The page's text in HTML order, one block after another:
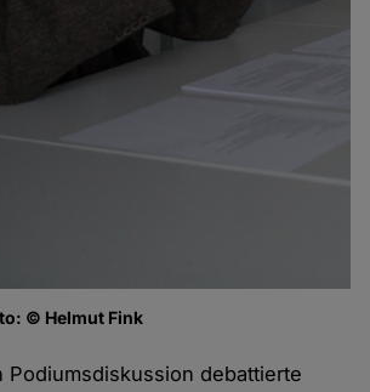
© Helmut Fink
Podiumsdiskussion debattierte